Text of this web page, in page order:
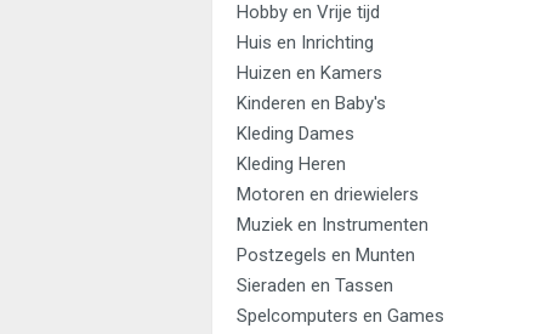
Hobby en Vrije tijd
Huis en Inrichting
Huizen en Kamers
Kinderen en Baby's
Kleding Dames
Kleding Heren
Motoren en driewielers
Muziek en Instrumenten
Postzegels en Munten
Sieraden en Tassen
Spelcomputers en Games